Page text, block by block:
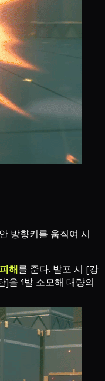
방향키를 움직여 시
해를 준다. 발포 시 [강
을 1발 소모해 대량의